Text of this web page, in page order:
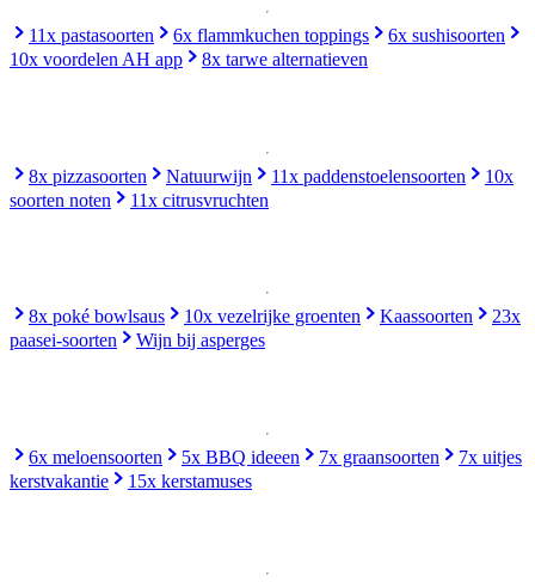
11x pastasoorten 6x flammkuchen toppings
6x sushisoorten
10x voordelen AH app
8x tarwe alternatieven
8x pizzasoorten Natuurwijn 11x paddenstoelensoorten
10x
soorten noten
11x citrusvruchten
8x poké bowlsaus 10x vezelrijke groenten Kaassoorten
23x
paasei-soorten
Wijn bij asperges
6x meloensoorten 5x BBQ ideeen 7x graansoorten
7x uitjes
kerstvakantie
15x kerstamuses